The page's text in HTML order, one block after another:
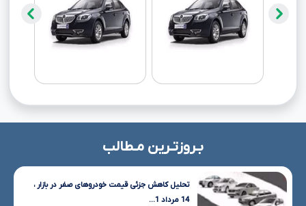
بـروزتـرین مـطالب
تحلیل کاهش جزئی قیمت خودروهای صفر در بازار ،
14 مرداد 1...